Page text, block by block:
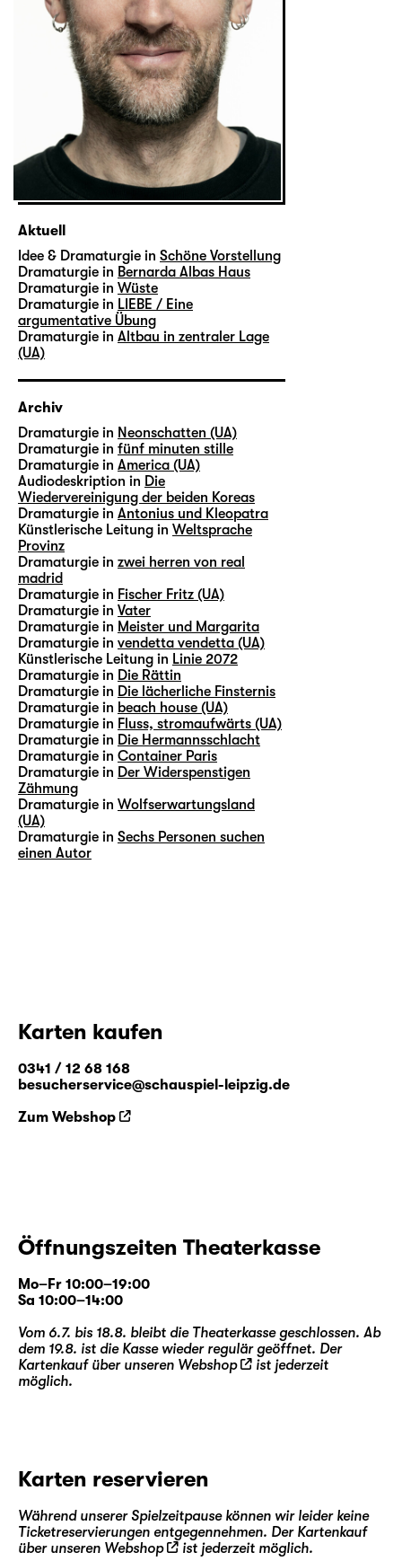
Aktuell
Idee & Dramaturgie in Schöne Vorstellung
Dramaturgie in Bernarda Albas Haus
Dramaturgie in Wüste
Dramaturgie in LIEBE / Eine
argumentative Übung
Dramaturgie in Altbau in zentraler Lage
(UA)
Archiv
Dramaturgie in Neonschatten (UA)
Dramaturgie in fünf minuten stille
Dramaturgie in America (UA)
Audiodeskription in Die
Wiedervereinigung der beiden Koreas
Dramaturgie in Antonius und Kleopatra
Künstlerische Leitung in Weltsprache
Provinz
Dramaturgie in zwei herren von real
madrid
Dramaturgie in Fischer Fritz (UA)
Dramaturgie in Vater
Dramaturgie in Meister und Margarita
Dramaturgie in vendetta vendetta (UA)
Künstlerische Leitung in Linie 2072
Dramaturgie in Die Rättin
Dramaturgie in Die lächerliche Finsternis
Dramaturgie in beach house (UA)
Dramaturgie in Fluss, stromaufwärts (UA)
Dramaturgie in Die Hermannsschlacht
Dramaturgie in Container Paris
Dramaturgie in Der Widerspenstigen
Zähmung
Dramaturgie in Wolfserwartungsland
(UA)
Dramaturgie in Sechs Personen suchen
einen Autor
Karten kaufen
0341 / 12 68 168
besucherservice@schauspiel-leipzig.de
Zum Webshop
Öffnungszeiten Theaterkasse
Mo–Fr 10:00–19:00
Sa 10:00–14:00
Vom 6.7. bis 18.8. bleibt die Theaterkasse geschlossen. Ab
dem 19.8. ist die Kasse wieder regulär geöffnet. Der
Kartenkauf über unseren Webshop
ist jederzeit
möglich.
Karten reservieren
Während unserer Spielzeitpause können wir leider keine
Ticketreservierungen entgegennehmen. Der Kartenkauf
über unseren Webshop ist jederzeit möglich.